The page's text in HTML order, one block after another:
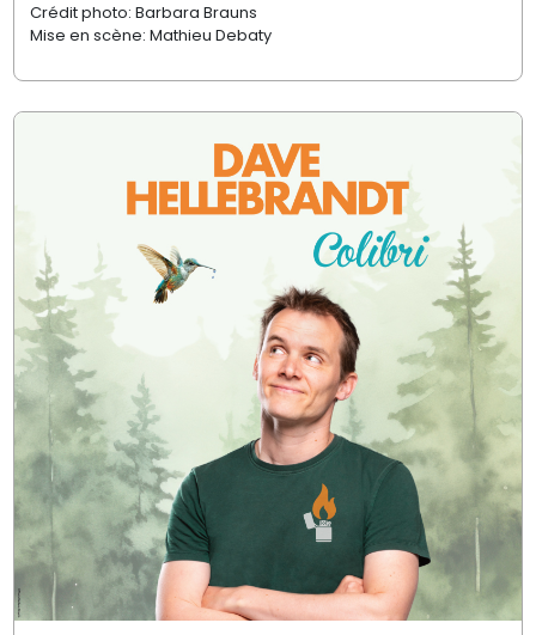
Crédit photo: Barbara Brauns
Mise en scène: Mathieu Debaty